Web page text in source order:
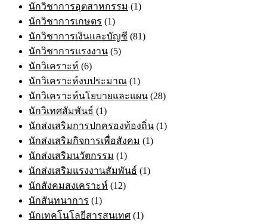
นักวิชาการอุตสาหกรรม (1)
นักวิชาการเกษตร (1)
นักวิชาการเงินและบัญชี (81)
นักวิชาการแรงงาน (5)
นักวิเคราะห์ (6)
นักวิเคราะห์งบประมาณ (1)
นักวิเคราะห์นโยบายและแผน (28)
นักวิเทศสัมพันธ์ (1)
นักส่งเสริมการปกครองท้องถิ่น (1)
นักส่งเสริมกิจการเพื่อสังคม (1)
นักส่งเสริมนวัตกรรม (1)
นักส่งเสริมแรงงานสัมพันธ์ (1)
นักสังคมสงเคราะห์ (12)
นักสันทนาการ (1)
นักเทคโนโลยีสารสนเทศ (1)